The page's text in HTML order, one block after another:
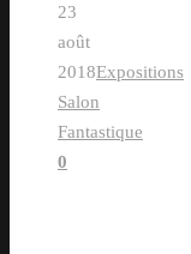
23
août
2018Expositions
Salon
Fantastique
0